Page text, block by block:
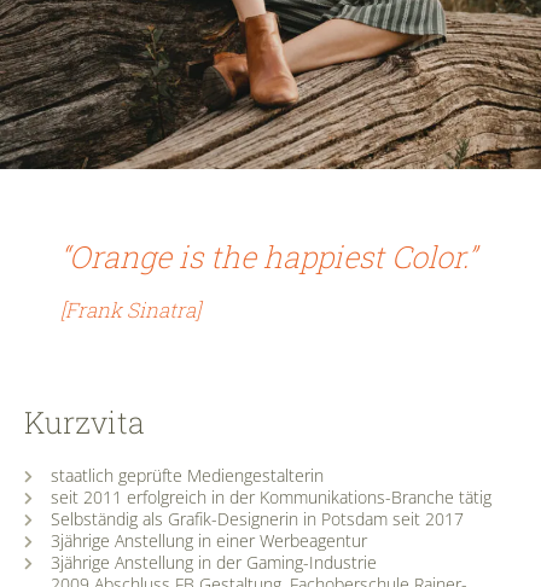
“Orange is the happiest Color.”
[Frank Sinatra]
Kurzvita​
staatlich geprüfte Mediengestalterin
seit 2011 erfolgreich in der Kommunikations-Branche tätig
Selbständig als Grafik-Designerin in Potsdam seit 2017
3jährige Anstellung in einer Werbeagentur
3jährige Anstellung in der Gaming-Industrie